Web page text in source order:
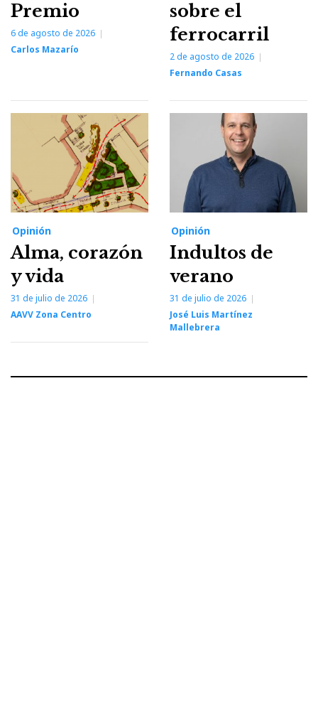
Premio
6 de agosto de 2026
Carlos Mazarío
sobre el
ferrocarril
2 de agosto de 2026
Fernando Casas
Opinión
Alma, corazón
y vida
31 de julio de 2026
AAVV Zona Centro
Opinión
Indultos de
verano
31 de julio de 2026
José Luis Martínez
Mallebrera